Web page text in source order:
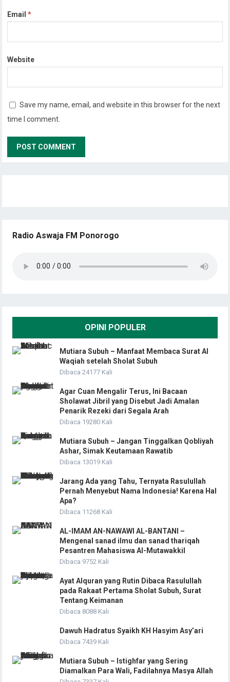
Email*
Website
Save my name, email, and website in this browser for the next
time I comment.
Radio Aswaja FM Ponorogo
OPINI POPULER
Mutiara Subuh – Manfaat Membaca Surat Al
Waqiah setelah Sholat Subuh
Dibaca 24177 Kali
Agar Cuan Mengalir Terus, Ini Bacaan
Sholawat Jibril yang Disebut Jadi Amalan
Penarik Rezeki dari Segala Arah
Dibaca 19280 Kali
Mutiara Subuh – Jangan Tinggalkan Qobliyah
Ashar, Simak Keutamaan Rawatib
Dibaca 13019 Kali
Jarang Ada yang Tahu, Ternyata Rasulullah
Pernah Menyebut Nama Indonesia! Karena Hal
Apa?
Dibaca 11268 Kali
AL-IMAM AN-NAWAWI AL-BANTANI –
Mengenal sanad ilmu dan sanad thariqah
Pesantren Mahasiswa Al-Mutawakkil
Dibaca 9752 Kali
Ayat Alquran yang Rutin Dibaca Rasulullah
pada Rakaat Pertama Sholat Subuh, Surat
Tentang Keimanan
Dibaca 8088 Kali
Dawuh Hadratus Syaikh KH Hasyim Asy’ari
Dibaca 7439 Kali
Mutiara Subuh – Istighfar yang Sering
Diamalkan Para Wali, Fadilahnya Masya Allah